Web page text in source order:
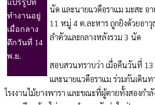
แปรรูปที่
ทำงานอยู่
เมื่อกลาง
ดึกวันที่ 14
พ.ย.
นัด และนายแวดือราแม มะสะ อ
11 หมู่ 4 ต.ละหาร ถูกยิงด้วยอา
ลำตัวและกลางหลังรวม 3 นัด
สอบสวนทราบว่า เมื่อคืนวันที่
และนายแวดือราแม ร่วมกันเดินทา
โรงงานไม้ยางพารา และขณะที่ผู้ตายทั้งสองกำ